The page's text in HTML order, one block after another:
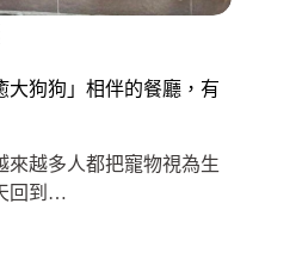
大狗狗」相伴的餐廳，有
來越多人都把寵物視為生
回到…